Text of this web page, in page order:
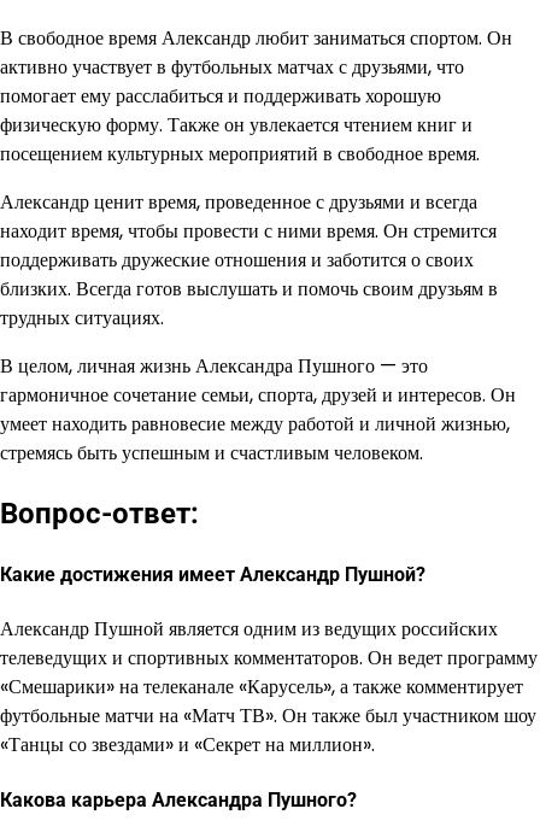
В свободное время Александр любит заниматься спортом. Он
активно участвует в футбольных матчах с друзьями, что
помогает ему расслабиться и поддерживать хорошую
физическую форму. Также он увлекается чтением книг и
посещением культурных мероприятий в свободное время.
Александр ценит время, проведенное с друзьями и всегда
находит время, чтобы провести с ними время. Он стремится
поддерживать дружеские отношения и заботится о своих
близких. Всегда готов выслушать и помочь своим друзьям в
трудных ситуациях.
В целом, личная жизнь Александра Пушного — это
гармоничное сочетание семьи, спорта, друзей и интересов. Он
умеет находить равновесие между работой и личной жизнью,
стремясь быть успешным и счастливым человеком.
Вопрос-ответ:
Какие достижения имеет Александр Пушной?
Александр Пушной является одним из ведущих российских
телеведущих и спортивных комментаторов. Он ведет программу
«Смешарики» на телеканале «Карусель», а также комментирует
футбольные матчи на «Матч ТВ». Он также был участником шоу
«Танцы со звездами» и «Секрет на миллион».
Какова карьера Александра Пушного?